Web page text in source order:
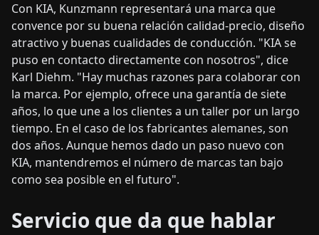
Con KIA, Kunzmann representará una marca que
convence por su buena relación calidad-precio, diseño
atractivo y buenas cualidades de conducción. "KIA se
puso en contacto directamente con nosotros", dice
Karl Diehm. "Hay muchas razones para colaborar con
la marca. Por ejemplo, ofrece una garantía de siete
años, lo que une a los clientes a un taller por un largo
tiempo. En el caso de los fabricantes alemanes, son
dos años. Aunque hemos dado un paso nuevo con
KIA, mantendremos el número de marcas tan bajo
como sea posible en el futuro".
Servicio que da que hablar